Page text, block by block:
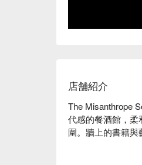
店舗紹介
The Misanthrope
代感的餐酒館，
圍。牆上的書籍